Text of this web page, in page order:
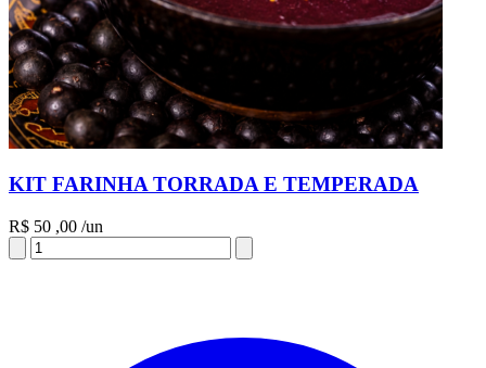
KIT FARINHA TORRADA E TEMPERADA
R$ 50 ,00 /un